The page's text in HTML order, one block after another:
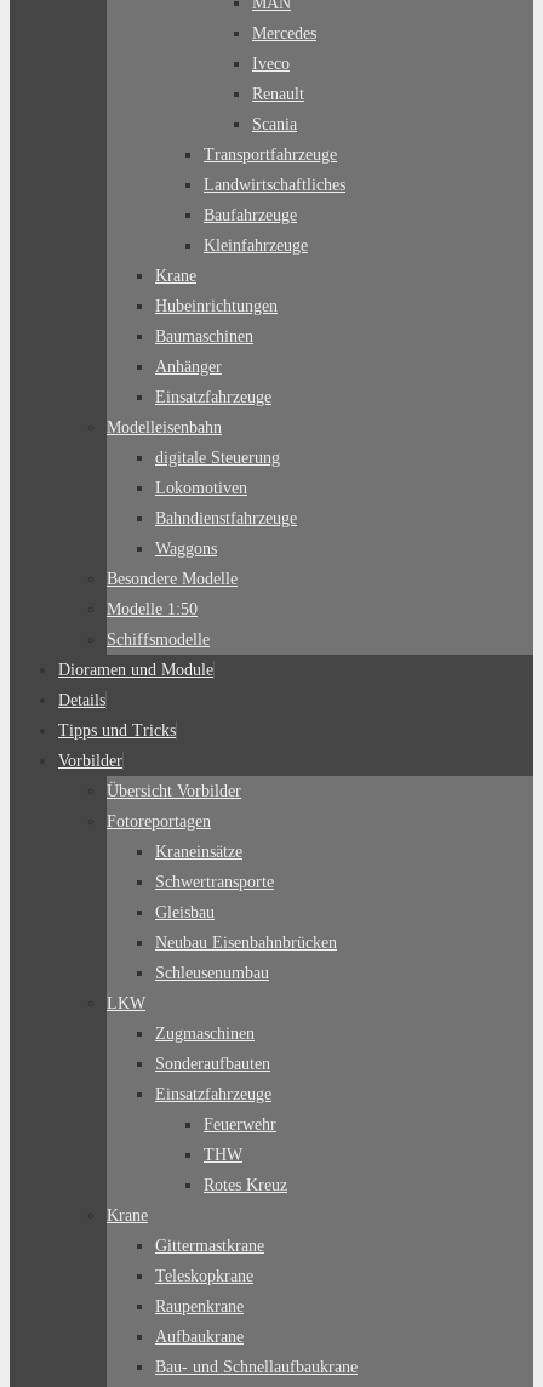
Mercedes
Iveco
Renault
Scania
Transportfahrzeuge
Landwirtschaftliches
Baufahrzeuge
Kleinfahrzeuge
Krane
Hubeinrichtungen
Baumaschinen
Anhänger
Einsatzfahrzeuge
Modelleisenbahn
digitale Steuerung
Lokomotiven
Bahndienstfahrzeuge
Waggons
Besondere Modelle
Modelle 1:50
Schiffsmodelle
Dioramen und Module
Details
Tipps und Tricks
Vorbilder
Übersicht Vorbilder
Fotoreportagen
Kraneinsätze
Schwertransporte
Gleisbau
Neubau Eisenbahnbrücken
Schleusenumbau
LKW
Zugmaschinen
Sonderaufbauten
Einsatzfahrzeuge
Feuerwehr
THW
Rotes Kreuz
Krane
Gittermastkrane
Teleskopkrane
Raupenkrane
Aufbaukrane
Bau- und Schnellaufbaukrane